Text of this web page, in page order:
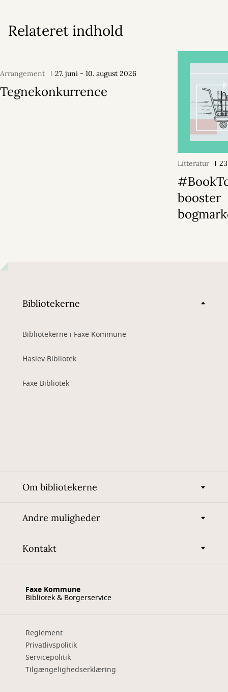
Relateret indhold
Arrangement 27. juni - 10. august 2026
Tegnekonkurrence
Litteratur
booster
Bibliotekerne
Bibliotekerne i Faxe Kommune
Haslev Bibliotek
Faxe Bibliotek
Om bibliotekerne
Andre muligheder
Kontakt
Faxe Kommune
Bibliotek & Borgerservice
Reglement
Privatlivspolitik
Servicepolitik
Tilgængelighedserklæring